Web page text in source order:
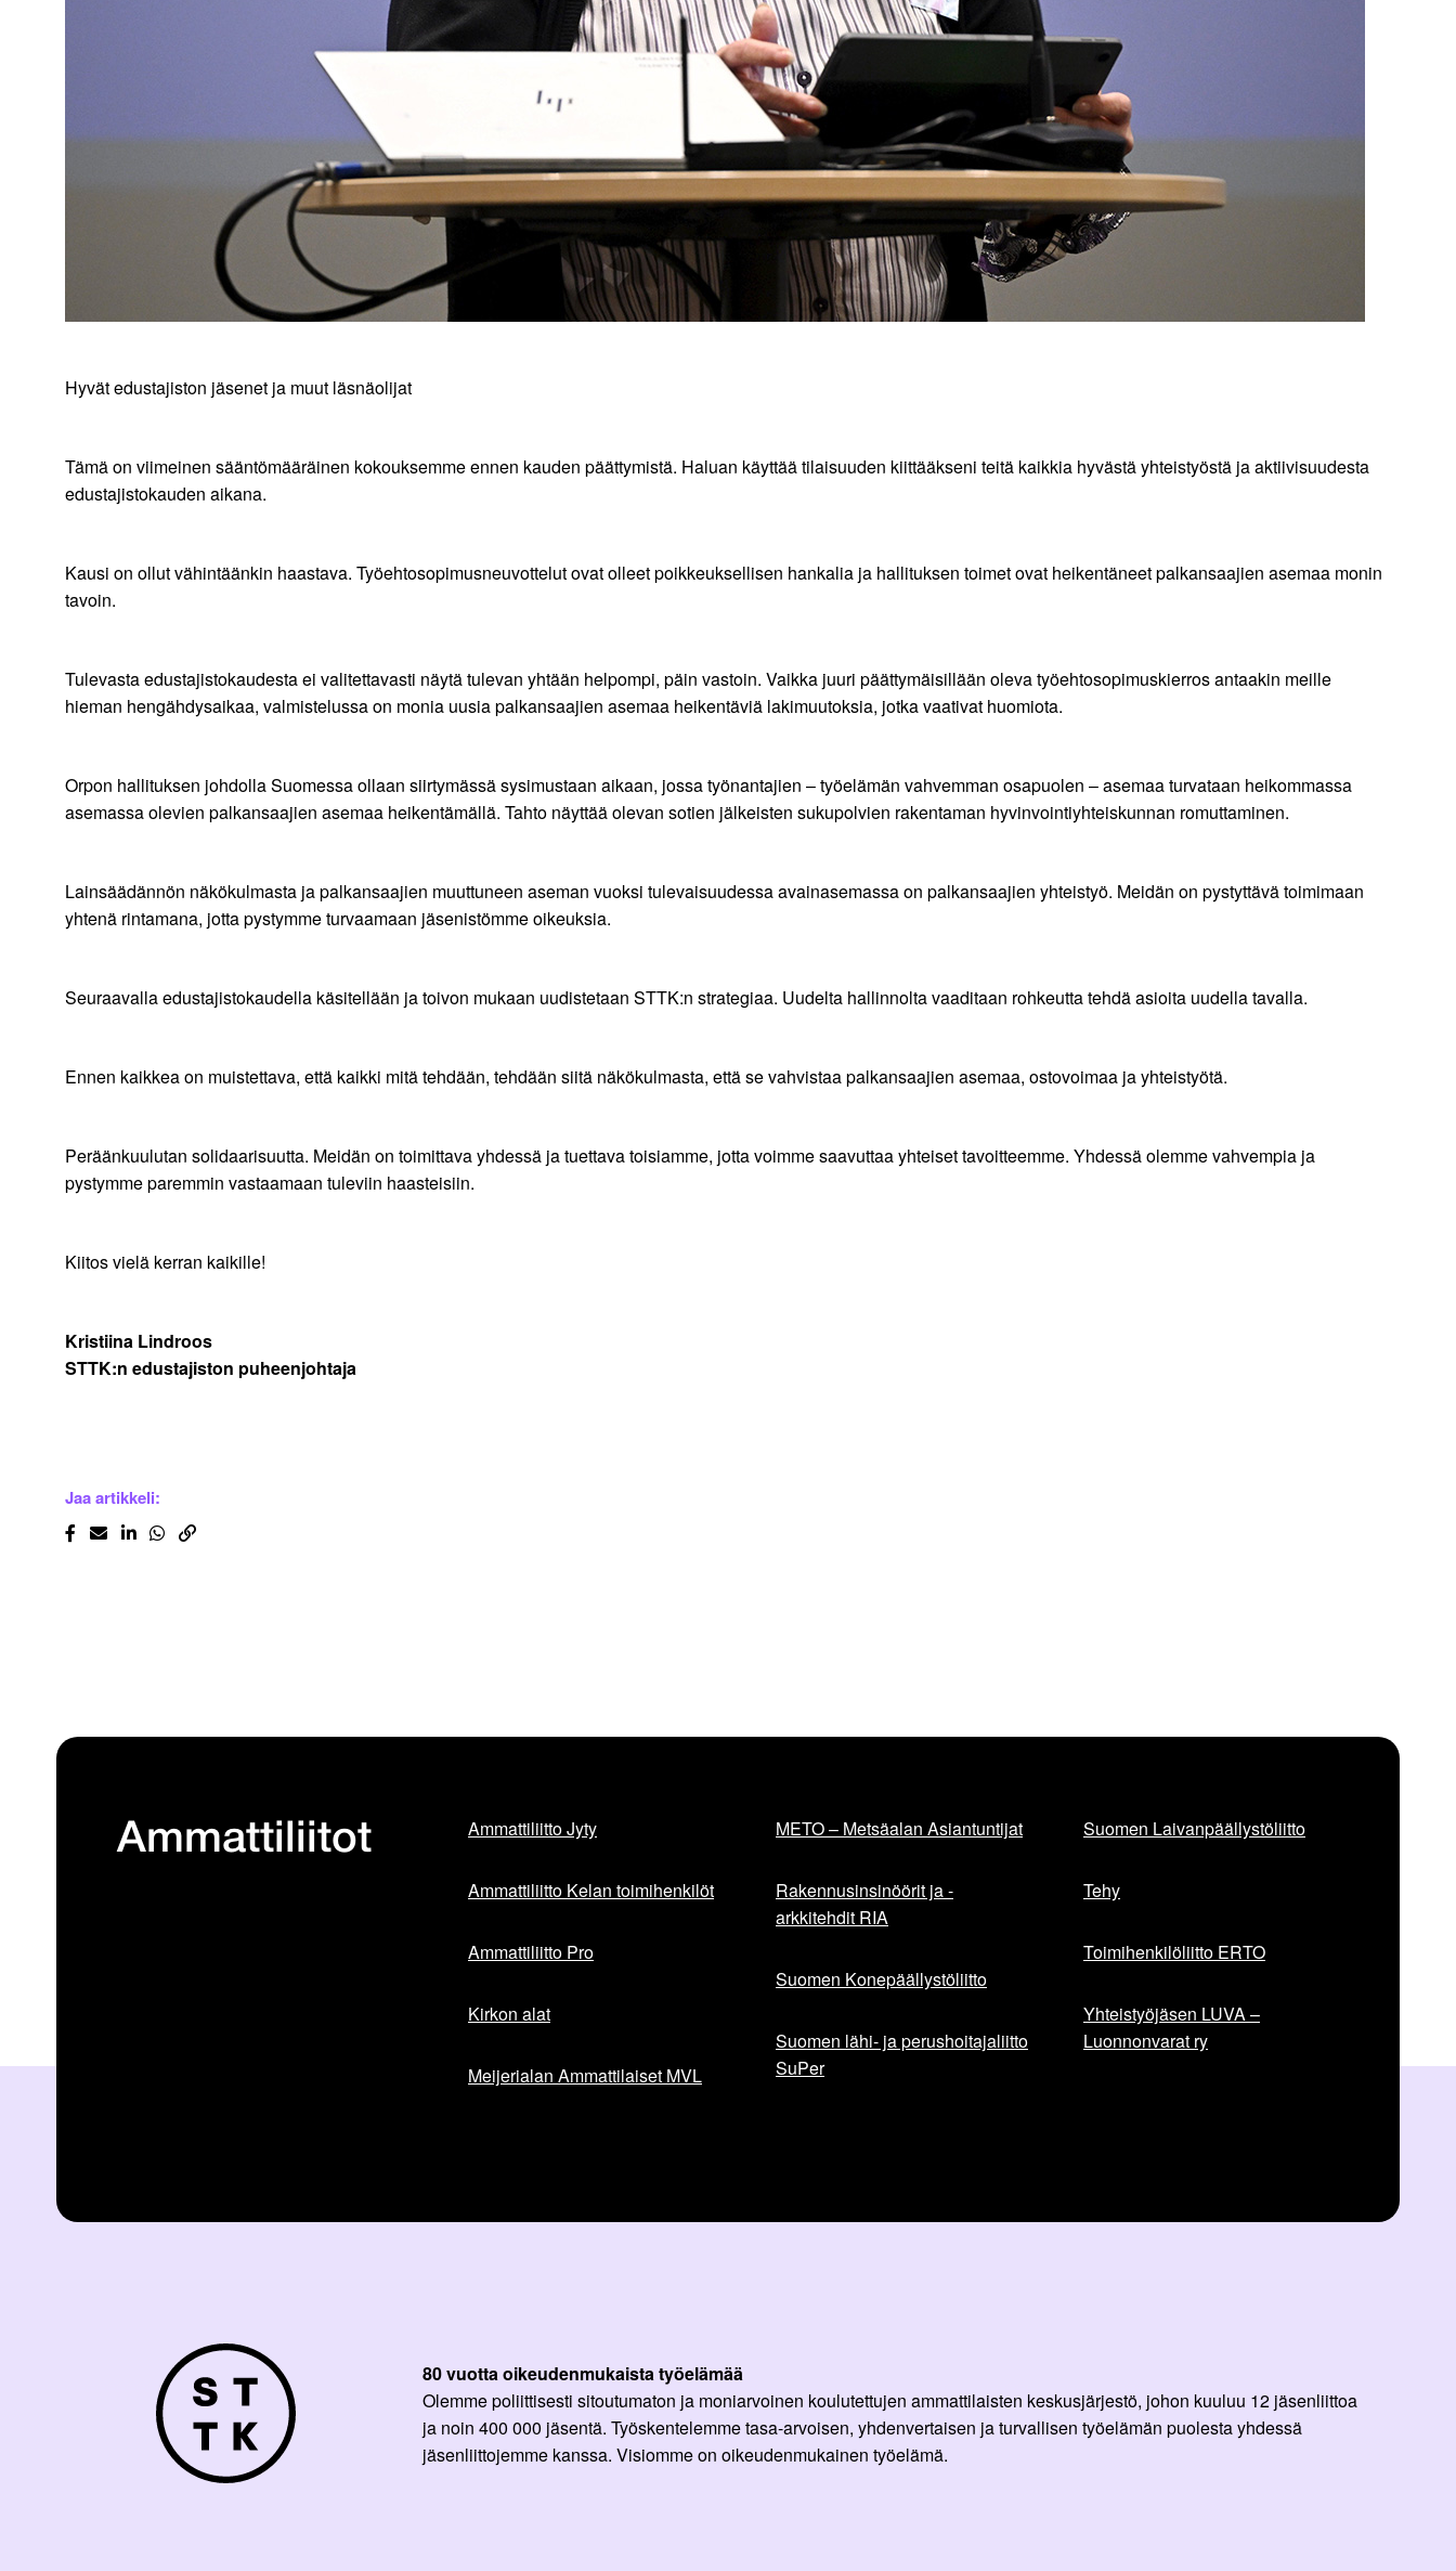
Hyvät edustajiston jäsenet ja muut läsnäolijat
Tämä on viimeinen sääntömääräinen kokouksemme ennen kauden päättymistä. Haluan käyttää tilaisuuden kiittääkseni teitä kaikkia hyvästä yhteistyöstä ja aktiivisuudesta
edustajistokauden aikana.
Kausi on ollut vähintäänkin haastava. Työehtosopimusneuvottelut ovat olleet poikkeuksellisen hankalia ja hallituksen toimet ovat heikentäneet palkansaajien asemaa monin
tavoin.
Tulevasta edustajistokaudesta ei valitettavasti näytä tulevan yhtään helpompi, päin vastoin. Vaikka juuri päättymäisillään oleva työehtosopimuskierros antaakin meille
hieman hengähdysaikaa, valmistelussa on monia uusia palkansaajien asemaa heikentäviä lakimuutoksia, jotka vaativat huomiota.
Orpon hallituksen johdolla Suomessa ollaan siirtymässä sysimustaan aikaan, jossa työnantajien – työelämän vahvemman osapuolen – asemaa turvataan heikommassa
asemassa olevien palkansaajien asemaa heikentämällä. Tahto näyttää olevan sotien jälkeisten sukupolvien rakentaman hyvinvointiyhteiskunnan romuttaminen.
Lainsäädännön näkökulmasta ja palkansaajien muuttuneen aseman vuoksi tulevaisuudessa avainasemassa on palkansaajien yhteistyö. Meidän on pystyttävä toimimaan
yhtenä rintamana, jotta pystymme turvaamaan jäsenistömme oikeuksia.
Seuraavalla edustajistokaudella käsitellään ja toivon mukaan uudistetaan STTK:n strategiaa. Uudelta hallinnolta vaaditaan rohkeutta tehdä asioita uudella tavalla.
Ennen kaikkea on muistettava, että kaikki mitä tehdään, tehdään siitä näkökulmasta, että se vahvistaa palkansaajien asemaa, ostovoimaa ja yhteistyötä.
Peräänkuulutan solidaarisuutta. Meidän on toimittava yhdessä ja tuettava toisiamme, jotta voimme saavuttaa yhteiset tavoitteemme. Yhdessä olemme vahvempia ja
pystymme paremmin vastaamaan tuleviin haasteisiin.
Kiitos vielä kerran kaikille!
Kristiina Lindroos
STTK:n edustajiston puheenjohtaja
Jaa artikkeli:
Ammattiliitot Ammattiliitto Jyty
Ammattiliitto Kelan toimihenkilöt
Ammattiliitto Pro
Kirkon alat
Meijerialan Ammattilaiset MVL
METO – Metsäalan Asiantuntijat
Rakennusinsinöörit ja -
arkkitehdit RIA
Suomen Konepäällystöliitto
Suomen lähi- ja perushoitajaliitto
SuPer
Suomen Laivanpäällystöliitto
Tehy
Toimihenkilöliitto ERTO
Yhteistyöjäsen LUVA –
Luonnonvarat ry
80 vuotta oikeudenmukaista työelämää
Olemme poliittisesti sitoutumaton ja moniarvoinen koulutettujen ammattilaisten keskusjärjestö, johon kuuluu 12 jäsenliittoa
ja noin 400 000 jäsentä. Työskentelemme tasa-arvoisen, yhdenvertaisen ja turvallisen työelämän puolesta yhdessä
jäsenliittojemme kanssa. Visiomme on oikeudenmukainen työelämä.